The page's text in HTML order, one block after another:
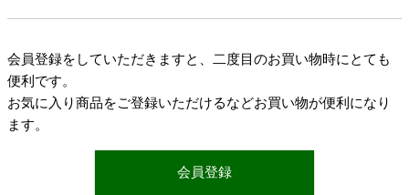
会員登録をしていただきますと、二度目のお買い物時にとても
便利です。
お気に入り商品をご登録いただけるなどお買い物が便利になり
ます。
会員登録